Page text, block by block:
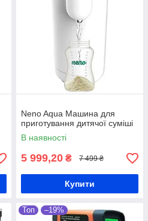
Neno Aqua Машина для
приготування дитячої суміші
В наявності
5 999,20 ₴ 7 499 ₴
Купити
Топ –19%